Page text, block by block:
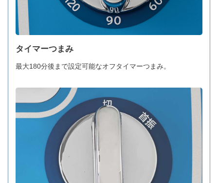
タイマーつまみ
最大180分後まで設定可能なオフタイマーつまみ。